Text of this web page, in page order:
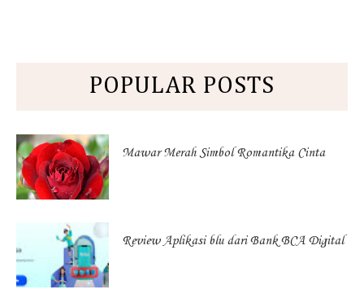
POPULAR POSTS
Mawar Merah Simbol Romantika Cinta
Review Aplikasi blu dari Bank BCA Digital